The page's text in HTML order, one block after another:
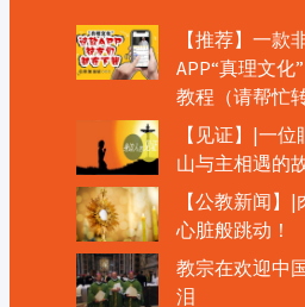
【推荐】一款
APP“真理文化
教程（请帮忙转
【见证】|一
山与主相遇的
【公教新闻】
心脏般跳动！
教宗在欢迎中
泪